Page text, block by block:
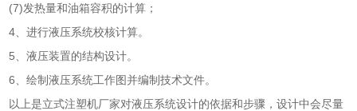
(7)发热量和油箱容积的计算；
4、进行液压系统校核计算。
5、液压装置的结构设计。
6、绘制液压系统工作图并编制技术文件。
以上是立式注塑机厂家对液压系统设计的依据和步骤，设计中会尽量